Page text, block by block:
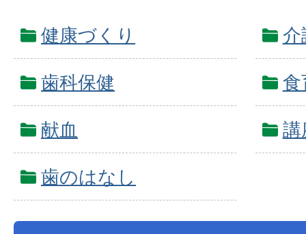
健康づくり 介
歯科保健 食
献血 講
歯のはなし